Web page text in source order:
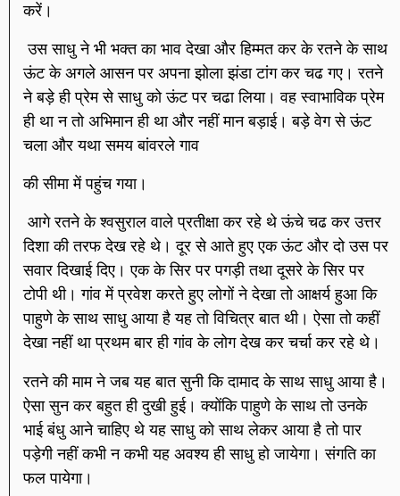
करें।
उस साधु ने भी भक्त का भाव देखा और हिम्मत कर के रतने के साथ
ऊंट के अगले आसन पर अपना झोला झंडा टांग कर चढ गए। रतने
ने बड़े ही प्रेम से साधु को ऊंट पर चढा लिया। वह स्वाभाविक प्रेम
ही था न तो अभिमान ही था और नहीं मान बड़ाई। बड़े वेग से ऊंट
चला और यथा समय बांवरले गाव
की सीमा में पहुंच गया।
आगे रतने के श्वसुराल वाले प्रतीक्षा कर रहे थे ऊंचे चढ कर उत्तर
दिशा की तरफ देख रहे थे। दूर से आते हुए एक ऊंट और दो उस पर
सवार दिखाई दिए। एक के सिर पर पगड़ी तथा दूसरे के सिर पर
टोपी थी। गांव में प्रवेश करते हुए लोगों ने देखा तो आक्षर्य हुआ कि
पाहुणे के साथ साधु आया है यह तो विचित्र बात थी। ऐसा तो कहीं
देखा नहीं था प्रथम बार ही गांव के लोग देख कर चर्चा कर रहे थे।
रतने की माम ने जब यह बात सुनी कि दामाद के साथ साधु आया है।
ऐसा सुन कर बहुत ही दुखी हुई। क्योंकि पाहुणे के साथ तो उनके
भाई बंधु आने चाहिए थे यह साधु को साथ लेकर आया है तो पार
पड़ेगी नहीं कभी न कभी यह अवश्य ही साधु हो जायेगा। संगति का
फल पायेगा।